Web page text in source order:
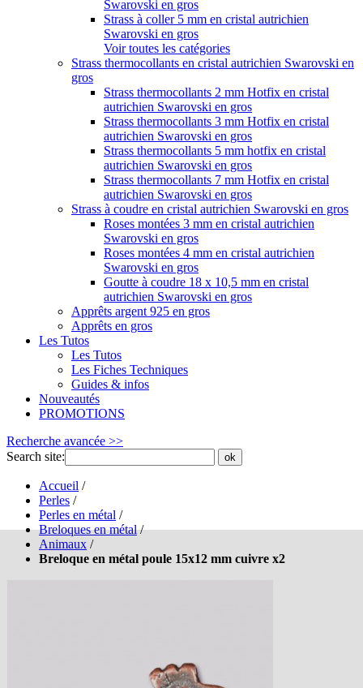
Swarovski en gros
Strass à coller 5 mm en cristal autrichien
Swarovski en gros
Voir toutes les catégories
Strass thermocollants en cristal autrichien Swarovski en
gros
Strass thermocollants 2 mm Hotfix en cristal
autrichien Swarovski en gros
Strass thermocollants 3 mm Hotfix en cristal
autrichien Swarovski en gros
Strass thermocollants 5 mm hotfix en cristal
autrichien Swarovski en gros
Strass thermocollants 7 mm Hotfix en cristal
autrichien Swarovski en gros
Strass à coudre en cristal autrichien Swarovski en gros
Roses montées 3 mm en cristal autrichien
Swarovski en gros
Roses montées 4 mm en cristal autrichien
Swarovski en gros
Goutte à coudre 18 x 10,5 mm en cristal
autrichien Swarovski en gros
Apprêts argent 925 en gros
Apprêts en gros
Les Tutos
Les Tutos
Les Fiches Techniques
Guides & infos
Nouveautés
PROMOTIONS
Recherche avancée >>
Search site:
ok
Accueil /
Perles /
Perles en métal /
Breloques en métal /
Animaux /
Breloque en métal poule 15x12 mm cuivre x2